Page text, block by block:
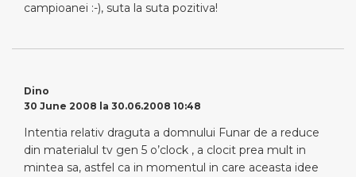
campioanei :-), suta la suta pozitiva!
Dino
30 June 2008 la 30.06.2008 10:48
Intentia relativ draguta a domnului Funar de a reduce
din materialul tv gen 5 o’clock , a clocit prea mult in
mintea sa, astfel ca in momentul in care aceasta idee